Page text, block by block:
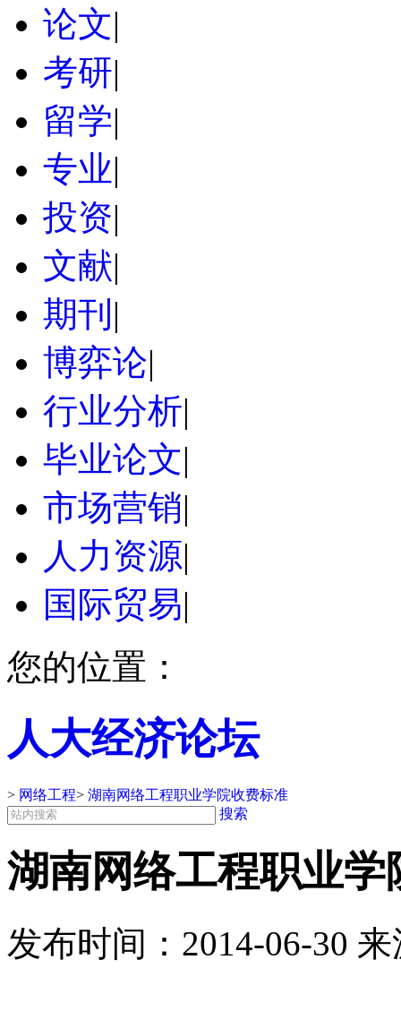
论文|
考研|
留学|
专业|
投资|
文献|
期刊 |
博弈论|
行业分析|
毕业论文|
市场营销|
人力资源|
国际贸易|
您的位置：
人大经济论坛
> 网络工程> 湖南网络工程职业学院收费标准
搜索
湖南网络工程职业学
发布时间： 2014-06-30 来